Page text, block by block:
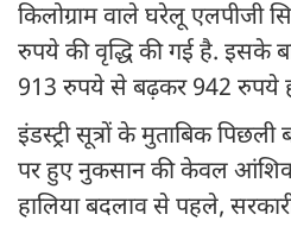
किलोग्राम वाले घरेलू एलपीजी
रुपये की वृद्धि की गई है. इसके
913 रुपये से बढ़कर 942 रुपये
इंडस्ट्री सूत्रों के मुताबिक पिछली
पर हुए नुकसान की केवल आंशिक
हालिया बदलाव से पहले,